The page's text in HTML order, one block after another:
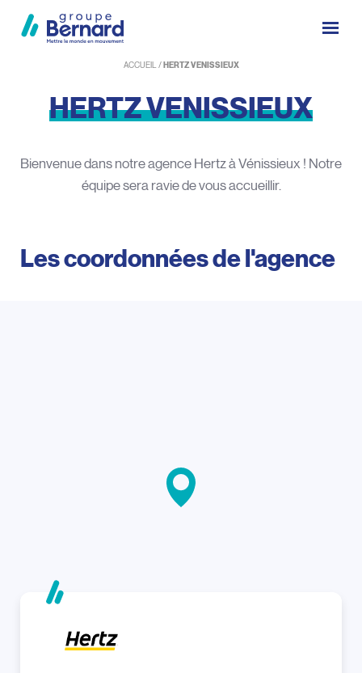
ACCUEIL/ HERTZ VENISSIEUX
HERTZVENISSIEUX
Bienvenue dans notre agence Hertz à Vénissieux ! Notre
équipe sera ravie de vous accueillir.
Les coordonnées de l'agence